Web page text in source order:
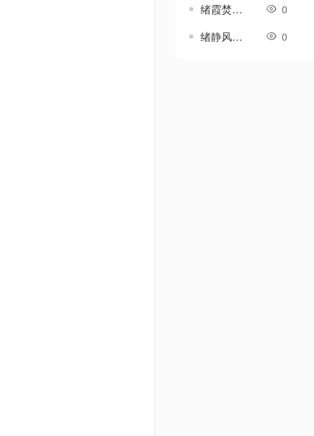
绪霞焚-法宝-四格-斗笠-生肖等特殊素材 0
绪静风-法宝-四格-斗笠-生肖等特殊素材 0